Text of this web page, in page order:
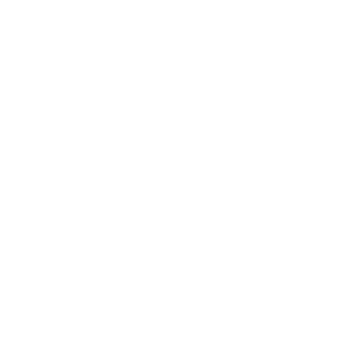
система, намаляване нивата на холестерол в
с възрастта.
ценните и търсени природни терапевтични средства,
и придобиване на повече издръжливост и сила.
Поради своите антиоксидантни и
както и за борба с процеса на стареене и
гъба съдържа и важни витамини, минерали и
на костите и ставните структури здрави.
стероли, аминокиселини и алкалоиди.
на полизахариди, важни витамини (рибофлавин,
ниско съдържание на калории. Свойствата на тази
храносмилателни разстройства. Помага за